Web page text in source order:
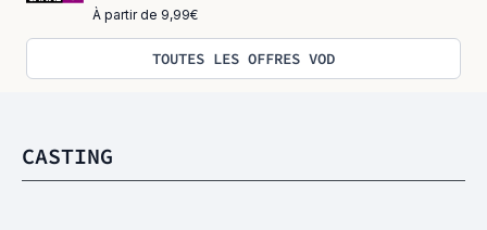
À partir de 9,99€
TOUTES LES OFFRES VOD
CASTING